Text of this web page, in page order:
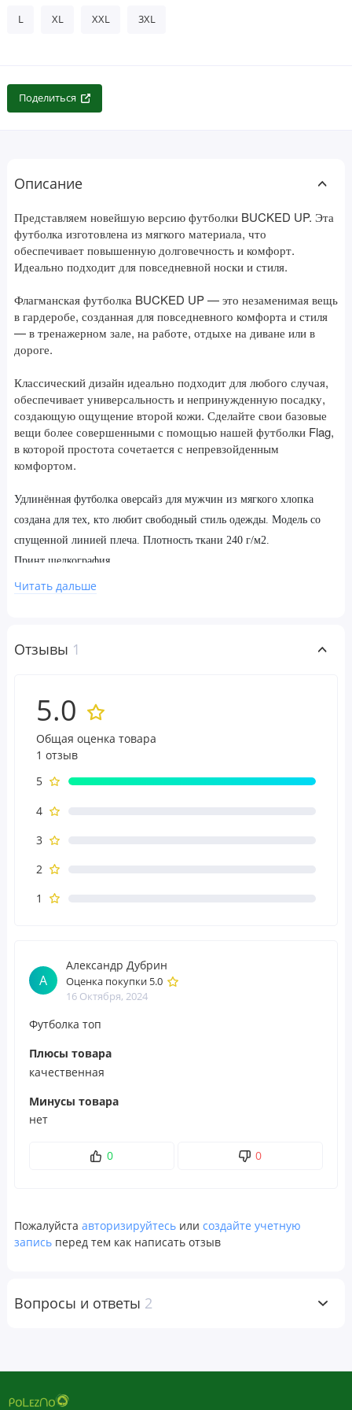
L XL XXL 3XL
Поделиться
Описание
Представляем новейшую версию футболки BUCKED UP. Эта
футболка изготовлена ​​из мягкого материала, что
обеспечивает повышенную долговечность и комфорт.
Идеально подходит для повседневной носки и стиля.
Флагманская футболка BUCKED UP — это незаменимая вещь
в гардеробе, созданная для повседневного комфорта и стиля
— в тренажерном зале, на работе, отдыхе на диване или в
дороге.
Классический дизайн идеально подходит для любого случая,
обеспечивает универсальность и непринужденную посадку,
создающую ощущение второй кожи. Сделайте свои базовые
вещи более совершенными с помощью нашей футболки Flag,
в которой простота сочетается с непревзойденным
комфортом.
Удлинённая футболка оверсайз для мужчин из мягкого хлопка
создана для тех, кто любит свободный стиль одежды. Модель со
спущенной линией плеча. Плотность ткани 240 г/м2.
Принт шелкография.
Состав:100% хлопка и 30% полиэстера
обходя зону принта.
Читать дальше
Отзывы 1
5.0
Общая оценка товара
1 отзыв
5
4
3
2
1
А
Александр Дубрин
Оценка покупки 5.0
16 Октября, 2024
Футболка топ
Плюсы товара
качественная
Минусы товара
нет
0 0
Пожалуйста авторизируйтесь или создайте учетную
запись перед тем как написать отзыв
Вопросы и ответы 2